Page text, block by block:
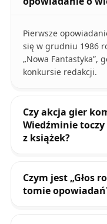
Pierwsze
się w grudniu 1986
„Nowa Fantastyka”,
konkursie redakcji.
Czy akcja gier
Wiedźminie
z książek?
Czym jest „Głos
tomie